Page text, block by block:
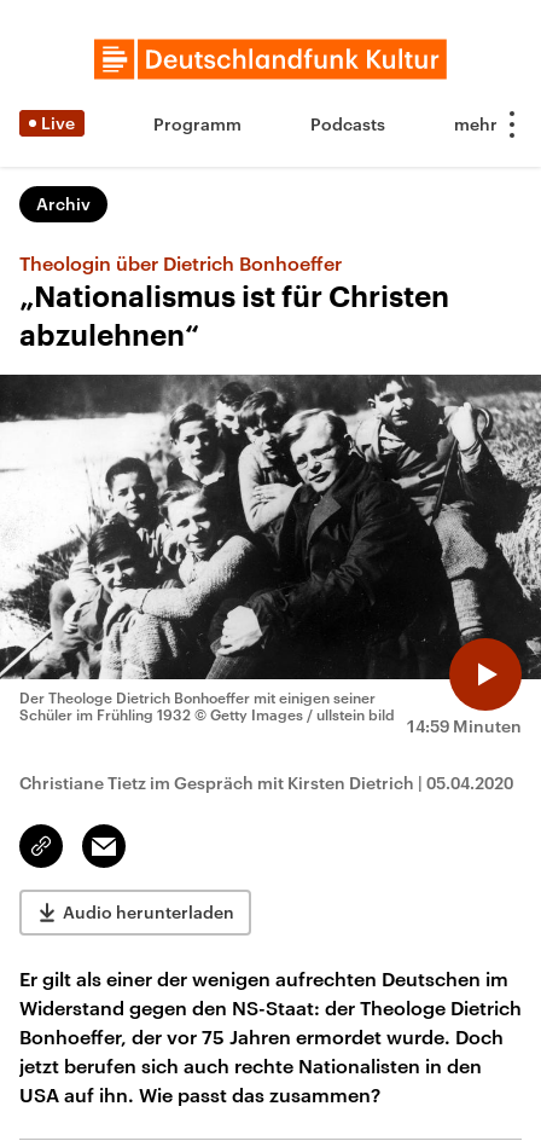
Live Programm Podcasts
Archiv
Theologin über Dietrich Bonhoeffer
„Nationalismus ist für Christen
abzulehnen“
14:59 Minuten
Der Theologe Dietrich Bonhoeffer mit einigen seiner
Schüler im Frühling 1932 © Getty Images / ullstein bild
Christiane Tietz im Gespräch mit Kirsten Dietrich | 05.04.2020
Link
kopieren/teilen
Email
Audio herunterladen
Er gilt als einer der wenigen aufrechten Deutschen im
Widerstand gegen den NS-Staat: der Theologe Dietrich
Bonhoeffer, der vor 75 Jahren ermordet wurde. Doch
jetzt berufen sich auch rechte Nationalisten in den
USA auf ihn. Wie passt das zusammen?